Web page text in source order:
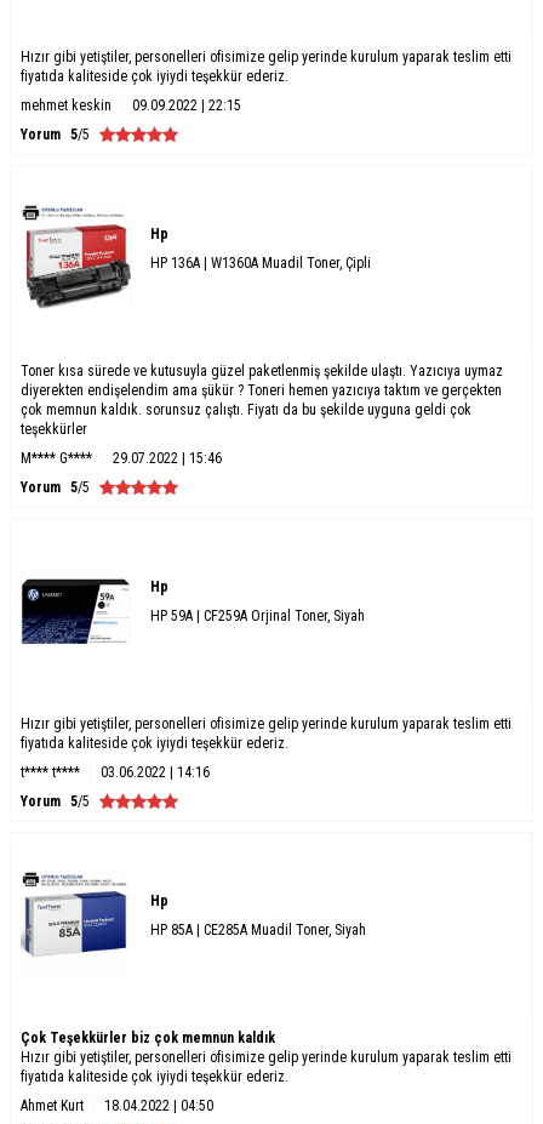
Hızır gibi yetiştiler, personelleri ofisimize gelip yerinde kurulum yaparak teslim etti
fiyatıda kaliteside çok iyiydi teşekkür ederiz.
mehmet keskin
09.09.2022 | 22:15
Yorum 5/5
Hp
HP 136A | W1360A Muadil Toner, Çipli
Toner kısa sürede ve kutusuyla güzel paketlenmiş şekilde ulaştı. Yazıcıya uymaz
diyerekten endişelendim ama şükür ? Toneri hemen yazıcıya taktım ve gerçekten
çok memnun kaldık. sorunsuz çalıştı. Fiyatı da bu şekilde uyguna geldi çok
teşekkürler
M**** G****
29.07.2022 | 15:46
Yorum 5/5
Hp
HP 59A | CF259A Orjinal Toner, Siyah
Hızır gibi yetiştiler, personelleri ofisimize gelip yerinde kurulum yaparak teslim etti
fiyatıda kaliteside çok iyiydi teşekkür ederiz.
t**** t****
03.06.2022 | 14:16
Yorum 5/5
Hp
HP 85A | CE285A Muadil Toner, Siyah
Çok Teşekkürler biz çok memnun kaldık
Hızır gibi yetiştiler, personelleri ofisimize gelip yerinde kurulum yaparak teslim etti
fiyatıda kaliteside çok iyiydi teşekkür ederiz.
Ahmet Kurt
18.04.2022 | 04:50